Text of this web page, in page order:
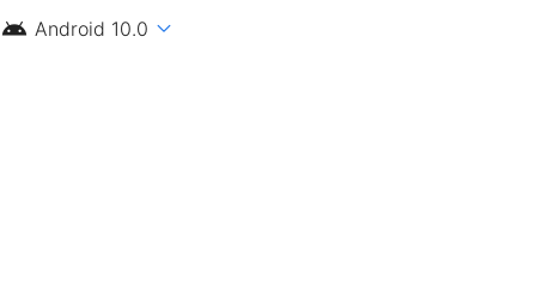
android Android 10.0 expand_more